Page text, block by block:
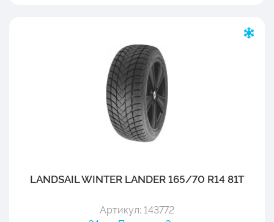
LANDSAIL WINTER LANDER 165/70 R14 81T
Артикул: 143772